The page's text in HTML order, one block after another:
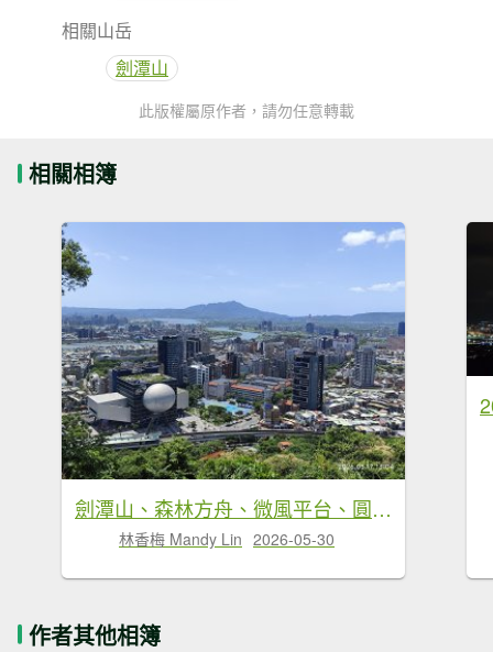
相關山岳
劍潭山
此版權屬原作者，請勿任意轉載
相關相簿
劍潭山、森林方舟、微風平台、圓山水神社、劍潭公園、八二三砲戰紀念公園
林香梅 Mandy Lin 2026-05-30
作者其他相簿